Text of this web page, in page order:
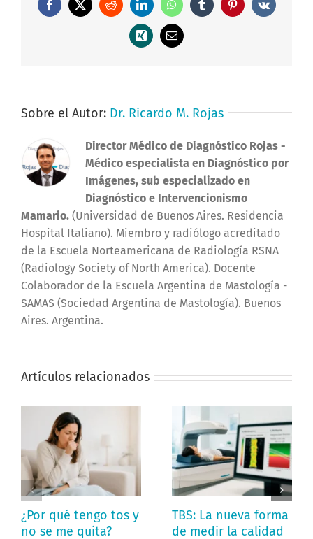
Facebook
X RedditLinkedInWhatsAppTumblrPinterestVk
Xing
Correo
electrónico
Sobre el Autor: Dr. Ricardo M. Rojas
Director Médico de Diagnóstico Rojas -
Médico especialista en Diagnóstico por
Imágenes, sub especializado en
Diagnóstico e Intervencionismo
Mamario. (Universidad de Buenos Aires. Residencia
Hospital Italiano). Miembro y radiólogo acreditado
de la Escuela Norteamericana de Radiología RSNA
(Radiology Society of North America). Docente
Colaborador de la Escuela Argentina de Mastología -
SAMAS (Sociedad Argentina de Mastología). Buenos
Aires. Argentina.
Artículos relacionados
¿Por qué tengo tos y
no se me quita?
TBS: La nueva forma
de medir la calidad